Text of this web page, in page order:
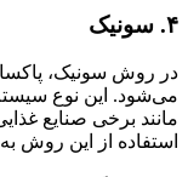
۴. سونیک
در روش سونیک،
می‌شود. این نوع
مانند برخی صنایع
استفاده از این روش